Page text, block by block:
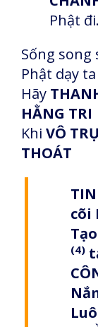
Phật đi.
Sống song
Phật dạy
Hãy
HẰNG TRI
Khi VÔ TRỤ
THOÁT
cõi
(4)